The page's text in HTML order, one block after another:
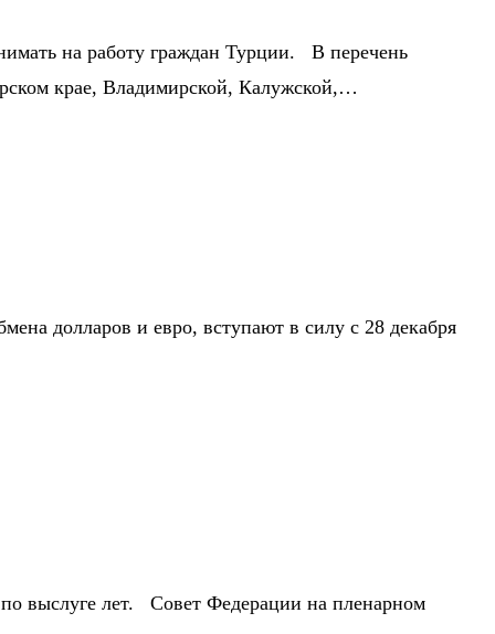
на работу граждан Турции. В перечень
крае, Владимирской, Калужской,…
долларов и евро, вступают в силу с 28 декабря
выслуге лет. Совет Федерации на пленарном